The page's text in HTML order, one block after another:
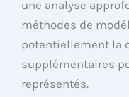
une analyse
méthodes de
potentiellement la
supplémentaires
représentés.